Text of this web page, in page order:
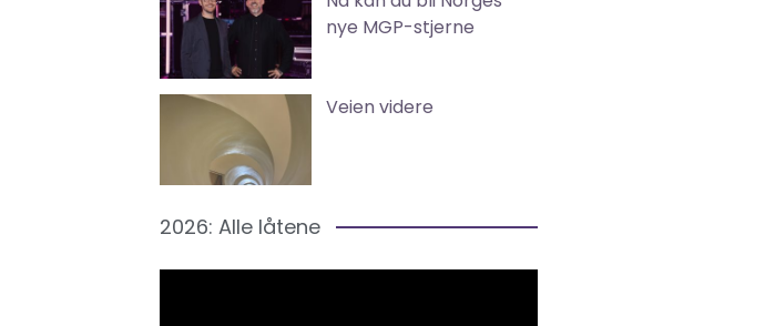
nye MGP-stjerne
Veien videre
2026: Alle låtene